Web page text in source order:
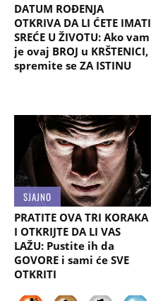
DATUM ROĐENJA
OTKRIVA DA LI ĆETE IMATI
SREĆE U ŽIVOTU: Ako vam
je ovaj BROJ u KRŠTENICI,
spremite se ZA ISTINU
SJAJNO
PRATITE OVA TRI KORAKA
I OTKRIJTE DA LI VAS
LAŽU: Pustite ih da
GOVORE i sami će SVE
OTKRITI